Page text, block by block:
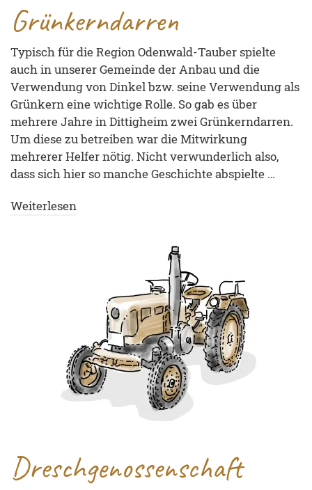
Grünkerndarren
Typisch für die Region Odenwald-Tauber spielte
auch in unserer Gemeinde der Anbau und die
Verwendung von Dinkel bzw. seine Verwendung als
Grünkern eine wichtige Rolle. So gab es über
mehrere Jahre in Dittigheim zwei Grünkerndarren.
Um diese zu betreiben war die Mitwirkung
mehrerer Helfer nötig. Nicht verwunderlich also,
dass sich hier so manche Geschichte abspielte …
Weiterlesen
Dreschgenossenschaft